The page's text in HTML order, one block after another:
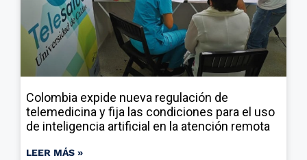
Colombia expide nueva regulación de
telemedicina y fija las condiciones para el uso
de inteligencia artificial en la atención remota
LEER MÁS »